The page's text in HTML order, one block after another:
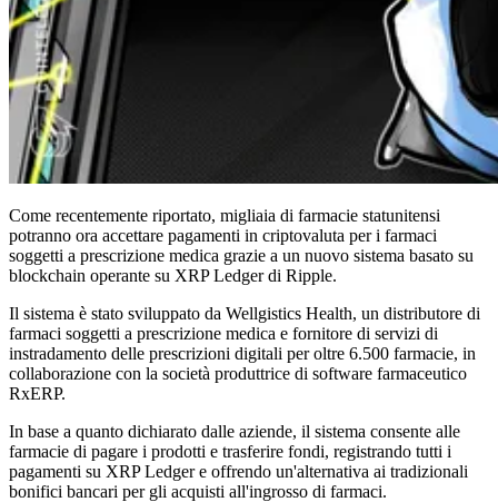
Come recentemente riportato, migliaia di farmacie statunitensi
potranno ora accettare pagamenti in criptovaluta per i farmaci
soggetti a prescrizione medica grazie a un nuovo sistema basato su
blockchain operante su XRP Ledger di Ripple.
Il sistema è stato sviluppato da Wellgistics Health, un distributore di
farmaci soggetti a prescrizione medica e fornitore di servizi di
instradamento delle prescrizioni digitali per oltre 6.500 farmacie, in
collaborazione con la società produttrice di software farmaceutico
RxERP.
In base a quanto dichiarato dalle aziende, il sistema consente alle
farmacie di pagare i prodotti e trasferire fondi, registrando tutti i
pagamenti su XRP Ledger e offrendo un'alternativa ai tradizionali
bonifici bancari per gli acquisti all'ingrosso di farmaci.